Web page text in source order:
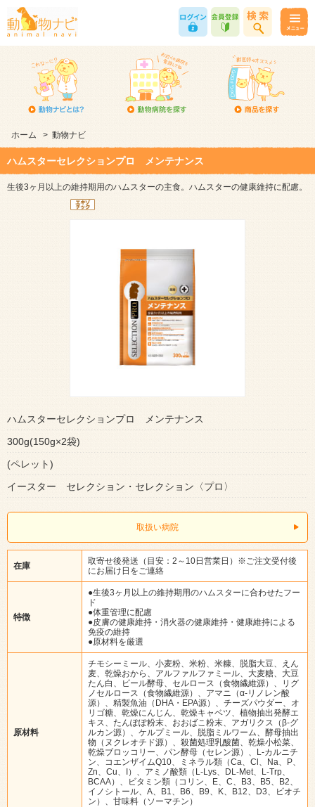
ホーム > 動物ナビ
ハムスターセレクションプロ メンテナンス
生後3ヶ月以上の維持期用のハムスターの主食。ハムスターの健康維持に配慮。
ハムスターセレクションプロ メンテナンス
300g(150g×2袋)
(ペレット)
イースター セレクション・セレクション〈プロ〉
取扱い病院
在庫
取寄せ後発送（目安：2～10日営業日）※ご注文受付後
にお届け日をご連絡
特徴
●生後3ヶ月以上の維持期用のハムスターに合わせたフー
ド
●体重管理に配慮
●皮膚の健康維持・消火器の健康維持・健康維持による
免疫の維持
●原材料を厳選
原材料
チモシーミール、小麦粉、米粉、米糠、脱脂大豆、えん
麦、乾燥おから、アルファルファミール、大麦糖、大豆
たん白、ビール酵母、セルロース（食物繊維源）、リグ
ノセルロース（食物繊維源）、アマニ（α-リノレン酸
源）、精製魚油（DHA・EPA源）、チーズパウダー、オ
リゴ糖、乾燥にんじん、乾燥キャベツ、植物抽出発酵エ
キス、たんぽぽ粉末、おおばこ粉末、アガリクス（β-グ
ルカン源）、ケルプミール、脱脂ミルワーム、酵母抽出
物（ヌクレオチド源）、殺菌処理乳酸菌、乾燥小松菜、
乾燥ブロッコリー、パン酵母（セレン源）、L-カルニチ
ン、コエンザイムQ10、ミネラル類（Ca、Cl、Na、P、
Zn、Cu、I）、アミノ酸類（L-Lys、DL-Met、L-Trp、
BCAA）、ビタミン類（コリン、E、C、B3、B5、B2、
イノシトール、A、B1、B6、B9、K、B12、D3、ビオチ
ン）、甘味料（ソーマチン）